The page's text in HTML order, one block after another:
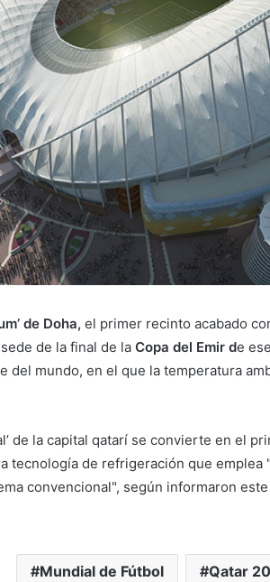
de Doha, el primer recinto acabado
de la final de la Copa del Emir de
del mundo, en el que la temperatura
de la capital qatarí se convierte en el
tecnología de refrigeración que emplea
convencional", según informaron
Mundial de Fútbol Qatar